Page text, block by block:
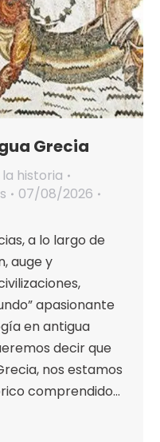
Grecia
historia
07/08/2026
a lo largo de
auge y
apasionante
en antigua
decir que
nos estamos
comprendido…